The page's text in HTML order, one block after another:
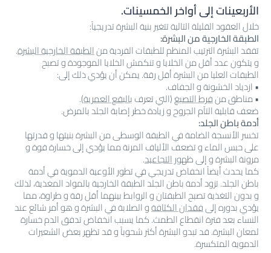
الأربعينات إلى أواخر الخمسينات.
خلال العقود القليلة التالية تتغير بنية البشرة تدريجياً:
الطبقة الخارجية من البشرة:
تفقد البشرة الترتيب المنظم للطبقات الفردية منالطبقة الخارجية البشرة.
و يتكون عدد أقل من الخلايا و تنكمش الخلايا الموجودة و تصبح
الطبقات العليا من البشرة أقل رقة. يمكن أن يؤدي ذلك إلى:
• ازدياد الخشونة و الجفاف.
• مناطق منفرط التصبغ(التي تعرفبالبقع العمرية).
ضعف قابلية التآم الجروح و زيادة خطر إصابة الجلد بالمرض.
أدمة باطن الجلد:
تخسر الأنسجة الضامة في الطبقة الوسطى من البشرة بنيتها و قدرتها
على حبس الماء و تضعف الألياف المرنة مما يؤدي إلى خسارة قوة و
مرونة البشرة و إلى ظهورالتجاعيد.
كما يحدث أيضاً انخفاض تدريجي في تطور الأوعية الدموية في أدمة
باطن الجلد. تزود أدمة باطن الجلد الطبقة الخارجية بالمواد المغذية، لذلك
و بدون التغذية تصبح الطبقتان و الروابط بينهما أقل رقة و طراوة، مما
يؤدي بدوره إلىفقدان الكثافةو الصلابة في البشرة و هو أمر شائع عند
النساء بعد فترة انقطاع الطمث. كما يسبب انخفاض تدفق الدم خسارة
لمعان البشرة. قد تبدو البشرة أكثر شحوباً و قد تظهر بعض الشعيرات
الدموية المتكسرة.